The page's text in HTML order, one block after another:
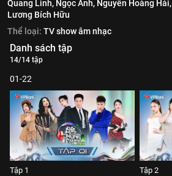
Quang Linh, Ngọc Anh, Nguyễn Hoàng Hải,
Lương Bích Hữu
Thể loại: TV show âm nhạc
Danh sách tập
14/14 tập
01-22
Tập 1 Tập 2